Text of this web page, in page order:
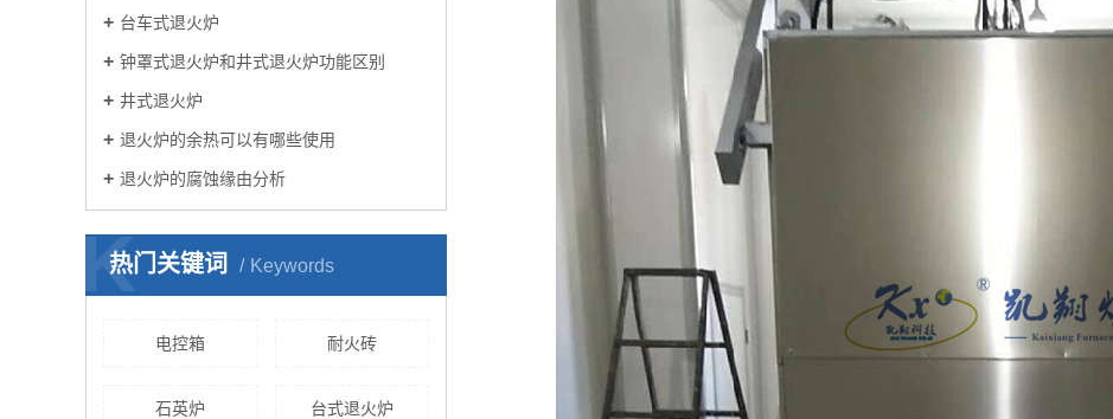
台车式退火炉
钟罩式退火炉和井式退火炉功能区别
井式退火炉
退火炉的余热可以有哪些使用
退火炉的腐蚀缘由分析
热门关键词 Keywords
K
电控箱 耐火砖
石英炉 台式退火炉